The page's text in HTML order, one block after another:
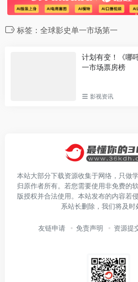
标签：全球影史单一市场第一
计划有变！《哪
一市场票房榜
影视资讯
本站大部分下载资源收集于网络，只做
归原作者所有。若您需要使用非免费的
版授权并合法使用。本站发布的内容若
系站长删除，我们将及时
友链申请 免责声明 资源提